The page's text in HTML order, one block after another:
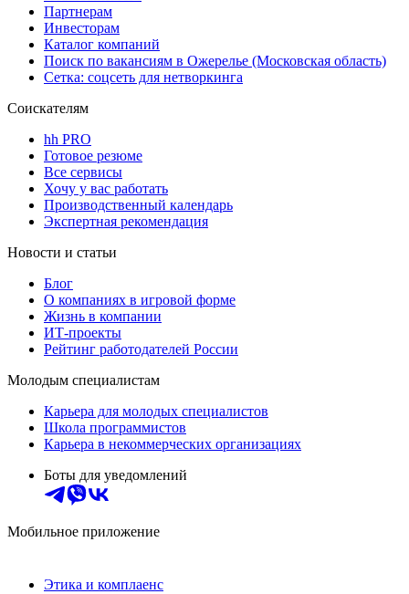
Партнерам
Инвесторам
Каталог компаний
Поиск по вакансиям в Ожерелье (Московская область)
Сетка: соцсеть для нетворкинга
Соискателям
hh PRO
Готовое резюме
Все сервисы
Хочу у вас работать
Производственный календарь
Экспертная рекомендация
Новости и статьи
Блог
О компаниях в игровой форме
Жизнь в компании
ИТ-проекты
Рейтинг работодателей России
Молодым специалистам
Карьера для молодых специалистов
Школа программистов
Карьера в некоммерческих организациях
Боты для уведомлений
Мобильное приложение
Этика и комплаенс